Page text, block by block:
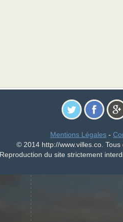
Mentions Légales -
© 2014 http://www.villes.co. Tous
Reproduction du site strictement